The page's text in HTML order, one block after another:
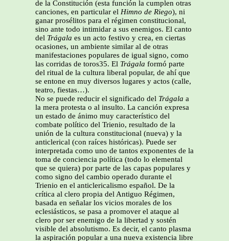
de la Constitución (esta función la cumplen otras
canciones, en particular el Himno de Riego), ni
ganar prosélitos para el régimen constitucional,
sino ante todo intimidar a sus enemigos. El canto
del Trágala es un acto festivo y crea, en ciertas
ocasiones, un ambiente similar al de otras
manifestaciones populares de igual signo, como
las corridas de toros35. El Trágala formó parte
del ritual de la cultura liberal popular, de ahí que
se entone en muy diversos lugares y actos (calle,
teatro, fiestas…).
No se puede reducir el significado del Trágala a
la mera protesta o al insulto. La canción expresa
un estado de ánimo muy característico del
combate político del Trienio, resultado de la
unión de la cultura constitucional (nueva) y la
anticlerical (con raíces históricas). Puede ser
interpretada como uno de tantos exponentes de la
toma de conciencia política (todo lo elemental
que se quiera) por parte de las capas populares y
como signo del cambio operado durante el
Trienio en el anticlericalismo español. De la
crítica al clero propia del Antiguo Régimen,
basada en señalar los vicios morales de los
eclesiásticos, se pasa a promover el ataque al
clero por ser enemigo de la libertad y sostén
visible del absolutismo. Es decir, el canto plasma
la aspiración popular a una nueva existencia libre